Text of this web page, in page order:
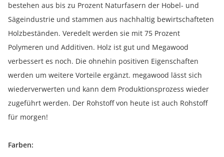
bestehen aus bis zu Prozent Naturfasern der Hobel- und
Sägeindustrie und stammen aus nachhaltig bewirtschafteten
Holzbeständen. Veredelt werden sie mit 75 Prozent
Polymeren und Additiven. Holz ist gut und Megawood
verbessert es noch. Die ohnehin positiven Eigenschaften
werden um weitere Vorteile ergänzt. megawood lässt sich
wiederverwerten und kann dem Produktionsprozess wieder
zugeführt werden. Der Rohstoff von heute ist auch Rohstoff
für morgen!
Farben: